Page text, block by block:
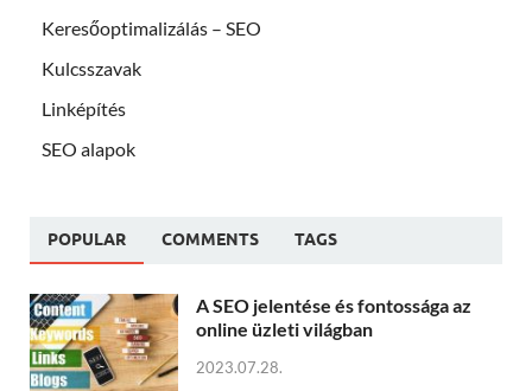
Keresőoptimalizálás – SEO
Kulcsszavak
Linképítés
SEO alapok
POPULAR COMMENTS TAGS
A SEO jelentése és fontossága az
online üzleti világban
2023.07.28.